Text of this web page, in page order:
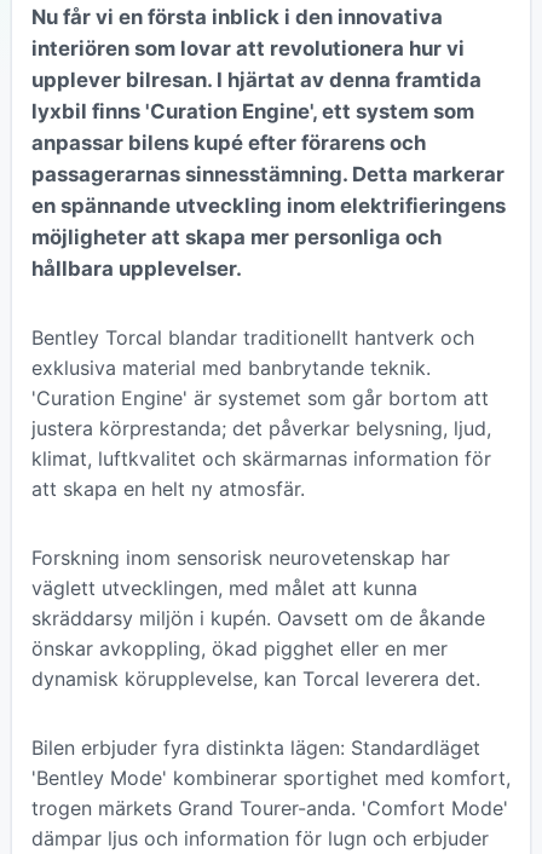
Nu får vi en första inblick i den innovativa
interiören som lovar att revolutionera hur vi
upplever bilresan. I hjärtat av denna framtida
lyxbil finns 'Curation Engine', ett system som
anpassar bilens kupé efter förarens och
passagerarnas sinnesstämning. Detta markerar
en spännande utveckling inom elektrifieringens
möjligheter att skapa mer personliga och
hållbara upplevelser.
Bentley Torcal blandar traditionellt hantverk och
exklusiva material med banbrytande teknik.
'Curation Engine' är systemet som går bortom att
justera körprestanda; det påverkar belysning, ljud,
klimat, luftkvalitet och skärmarnas information för
att skapa en helt ny atmosfär.
Forskning inom sensorisk neurovetenskap har
väglett utvecklingen, med målet att kunna
skräddarsy miljön i kupén. Oavsett om de åkande
önskar avkoppling, ökad pigghet eller en mer
dynamisk körupplevelse, kan Torcal leverera det.
Bilen erbjuder fyra distinkta lägen: Standardläget
'Bentley Mode' kombinerar sportighet med komfort,
trogen märkets Grand Tourer-anda. 'Comfort Mode'
dämpar ljus och information för lugn och erbjuder